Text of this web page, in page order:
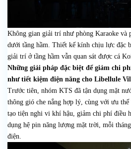
Không gian giải trí như phòng Karaoke và
dưới tầng hầm. Thiết kế kính chịu lực đặc
giải trí ở tầng hầm vẫn quan sát được cá
Những giải pháp đặc biệt để giảm chi
như tiết kiệm điện năng cho Libellule
Trước tiên, nhóm KTS đã tận dụng mặt
thông gió che nắng hợp lý, cùng với ưu
tạo tiện nghi vi khí hậu, giảm chi phí điều
dụng hệ pin năng lượng mặt trời, mỗi
điện.